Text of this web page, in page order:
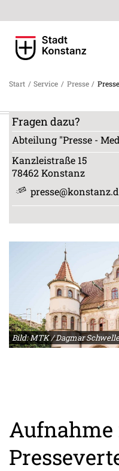
Start / Service / Presse /
Fragen dazu?
Abteilung "Presse -
Kanzleistraße 15
78462Konstanz
Bild: MTK / Dagmar Schwelle